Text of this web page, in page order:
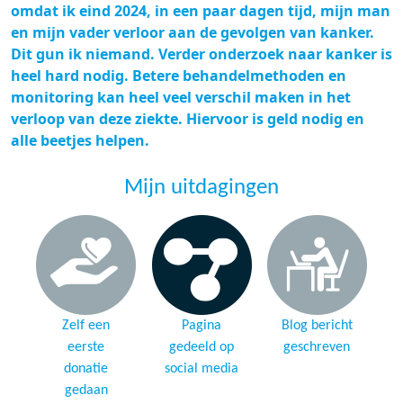
omdat ik eind 2024, in een paar dagen tijd, mijn man
en mijn vader verloor aan de gevolgen van kanker.
Dit gun ik niemand. Verder onderzoek naar kanker is
heel hard nodig. Betere behandelmethoden en
monitoring kan heel veel verschil maken in het
verloop van deze ziekte. Hiervoor is geld nodig en
alle beetjes helpen.
Mijn uitdagingen
Zelf een
eerste
donatie
gedaan
Pagina
gedeeld op
social media
Blog bericht
geschreven